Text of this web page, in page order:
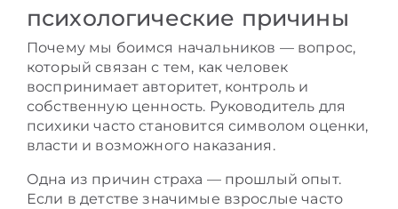
психологические причины
Почему мы боимся начальников — вопрос,
который связан с тем, как человек
воспринимает авторитет, контроль и
собственную ценность. Руководитель для
психики часто становится символом оценки,
власти и возможного наказания.
Одна из причин страха — прошлый опыт.
Если в детстве значимые взрослые часто